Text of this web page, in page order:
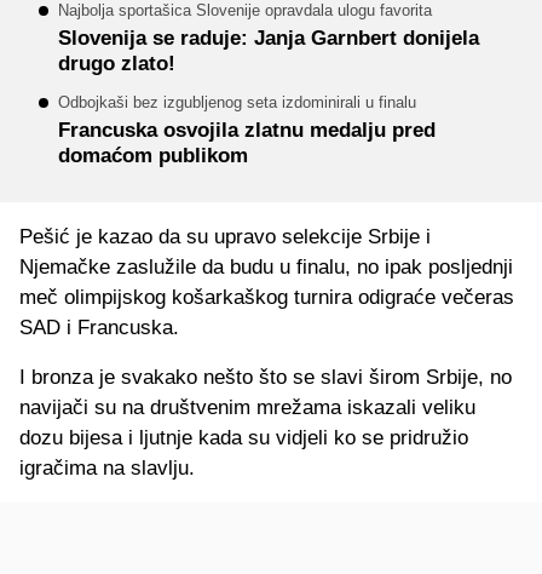
Najbolja sportašica Slovenije opravdala ulogu favorita
Slovenija se raduje: Janja Garnbert donijela
drugo zlato!
Odbojkaši bez izgubljenog seta izdominirali u finalu
Francuska osvojila zlatnu medalju pred
domaćom publikom
Pešić je kazao da su upravo selekcije Srbije i
Njemačke zaslužile da budu u finalu, no ipak posljednji
meč olimpijskog košarkaškog turnira odigraće večeras
SAD i Francuska.
I bronza je svakako nešto što se slavi širom Srbije, no
navijači su na društvenim mrežama iskazali veliku
dozu bijesa i ljutnje kada su vidjeli ko se pridružio
igračima na slavlju.